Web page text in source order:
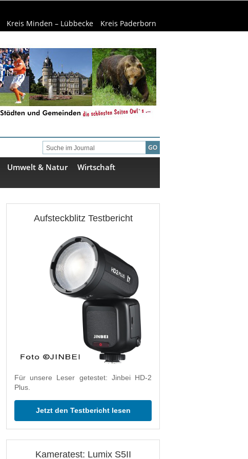
Kreis Minden – Lübbecke Kreis Paderborn
Umwelt & Natur
Wirtschaft
Aufsteckblitz Testbericht
Für unsere Leser getestet: Jinbei HD-2
Plus.
Jetzt den Testbericht lesen
Kameratest: Lumix S5II